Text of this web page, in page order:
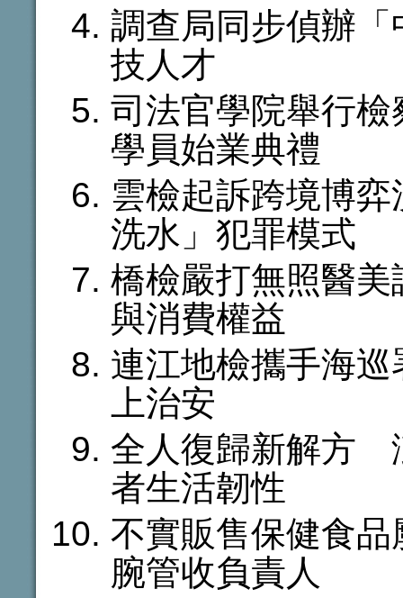
調查局同步偵辦
技人才
司法官學院舉行
學員始業典禮
雲檢起訴跨境博
洗水」犯罪模式
橋檢嚴打無照醫
與消費權益
連江地檢攜手海
上治安
全人復歸新解方
者生活韌性
不實販售保健食
腕管收負責人